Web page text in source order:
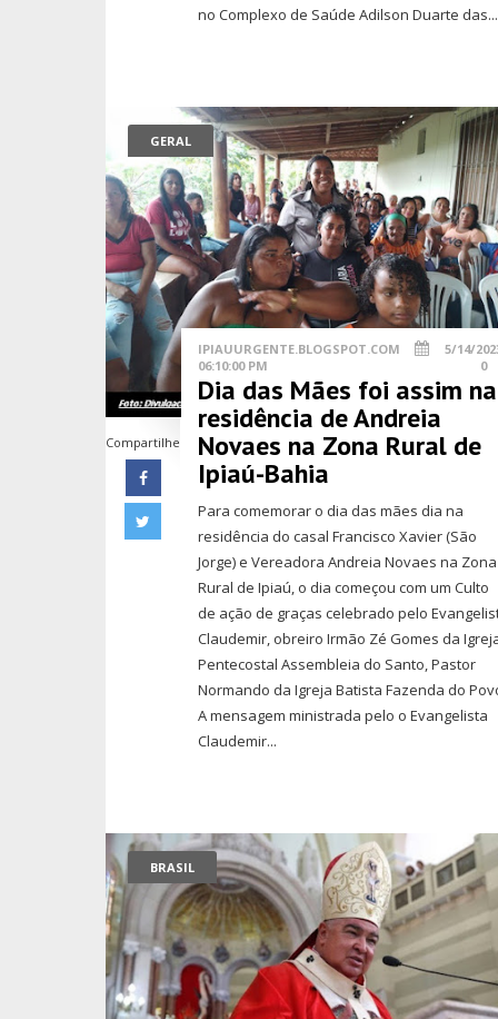
no Complexo de Saúde Adilson Duarte das...
GERAL
Compartilhe
IPIAUURGENTE.BLOGSPOT.COM
5/14/
06:10:00 PM
0
Dia das Mães foi assim na
residência de Andreia
Novaes na Zona Rural de
Ipiaú-Bahia
Para comemorar o dia das mães dia na
residência do casal Francisco Xavier (São
Jorge) e Vereadora Andreia Novaes na Zona
Rural de Ipiaú, o dia começou com um Culto
de ação de graças celebrado pelo
Claudemir, obreiro Irmão Zé Gomes da
Pentecostal Assembleia do Santo, Pastor
Normando da Igreja Batista Fazenda do
A mensagem ministrada pelo o Evangelista
Claudemir...
BRASIL